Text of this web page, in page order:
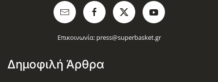
Επικοινωνία: press@superbasket.gr
Δημοφιλή Άρθρα